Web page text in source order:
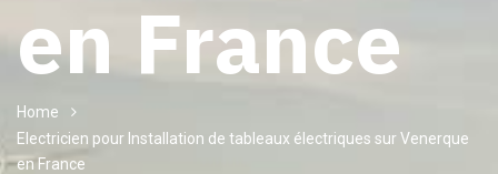
en France
Home
Electricien pour Installation de tableaux électriques sur Venerque
en France